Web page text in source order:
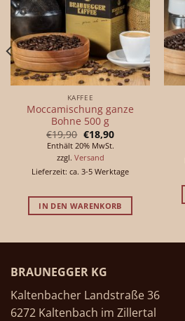
KAFFEE
Moccamischung ganze
Bohne 500 g
€19,90 Ursprünglicher
Preis
war:
€19,90
€18,90Aktueller
ist:
Enthält 20% MwSt.
zzgl. Versand
Lieferzeit: ca. 3-5 Werktage
IN DEN WARENKORB
BRAUNEGGER KG
Kaltenbacher Landstraße 36
6272 Kaltenbach im Zillertal